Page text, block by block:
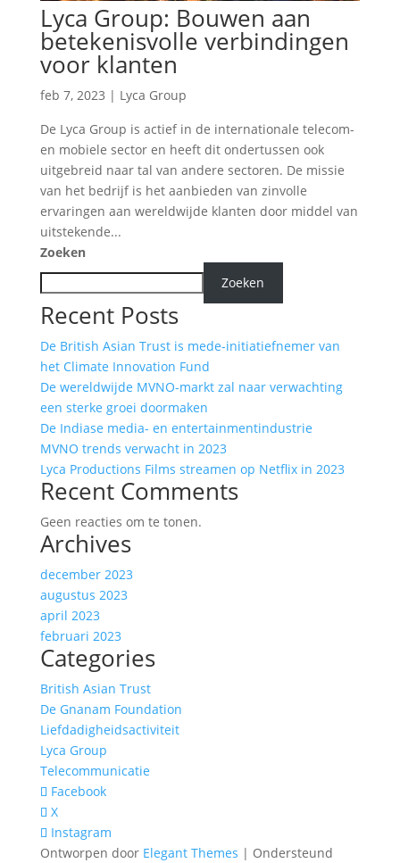
Lyca Group: Bouwen aan
betekenisvolle verbindingen
voor klanten
feb 7, 2023 | Lyca Group
De Lyca Group is actief in de internationale telecom-
en mobiele sector en heeft dit ondertussen ook
uitgebreid naar tal van andere sectoren. De missie
van het bedrijf is het aanbieden van zinvolle
ervaringen aan wereldwijde klanten door middel van
uitstekende...
Zoeken
Zoeken
Recent Posts
De British Asian Trust is mede-initiatiefnemer van
het Climate Innovation Fund
De wereldwijde MVNO-markt zal naar verwachting
een sterke groei doormaken
De Indiase media- en entertainmentindustrie
MVNO trends verwacht in 2023
Lyca Productions Films streamen op Netflix in 2023
Recent Comments
Geen reacties om te tonen.
Archives
december 2023
augustus 2023
april 2023
februari 2023
Categories
British Asian Trust
De Gnanam Foundation
Liefdadigheidsactiviteit
Lyca Group
Telecommunicatie
Facebook
X
Instagram
Ontworpen door Elegant Themes | Ondersteund